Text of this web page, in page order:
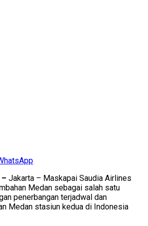
Jakarta – Maskapai Saudia Airlines
Medan sebagai salah satu
penerbangan terjadwal dan
Medan stasiun kedua di Indonesia